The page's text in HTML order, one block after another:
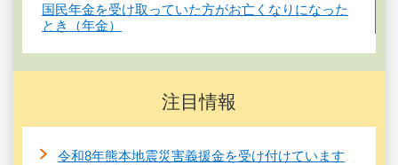
国民年金を受け取っていた方がお亡くなりになった
とき（年金）
注目情報
令和8年熊本地震災害義援金を受け付けています